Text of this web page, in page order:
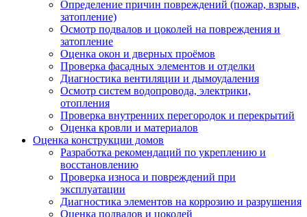
Определение причин повреждений (пожар, взрыв,
затопление)
Осмотр подвалов и цоколей на повреждения и
затопление
Оценка окон и дверных проёмов
Проверка фасадных элементов и отделки
Диагностика вентиляции и дымоудаления
Осмотр систем водопровода, электрики,
отопления
Проверка внутренних перегородок и перекрытий
Оценка кровли и материалов
Оценка конструкции домов
Разработка рекомендаций по укреплению и
восстановлению
Проверка износа и повреждений при
эксплуатации
Диагностика элементов на коррозию и разрушения
Оценка подвалов и цоколей